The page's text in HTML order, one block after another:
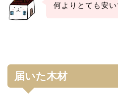
何よりとても安い
届いた木材